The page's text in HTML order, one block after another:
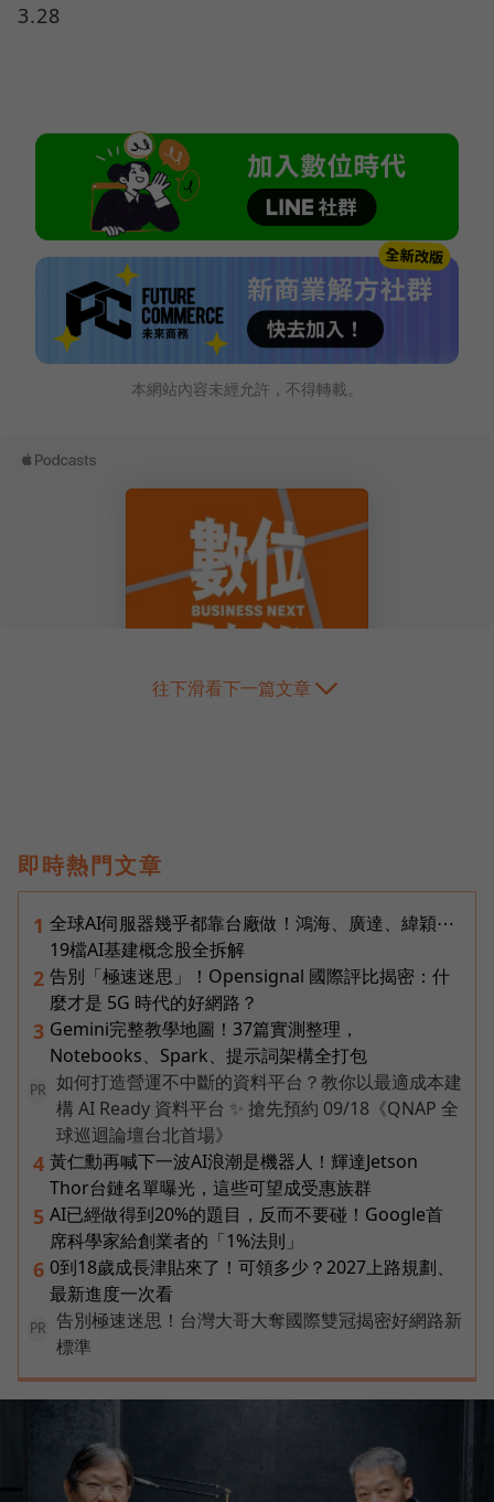
3.28
本網站內容未經允許，不得轉載。
往下滑看下一篇文章
即時熱門文章
1 全球AI伺服器幾乎都靠台廠做！鴻海、廣達、緯穎⋯
19檔AI基建概念股全拆解
2 告別「極速迷思」！Opensignal 國際評比揭密：什
麼才是 5G 時代的好網路？
3 Gemini完整教學地圖！37篇實測整理，
Notebooks、Spark、提示詞架構全打包
PR
如何打造營運不中斷的資料平台？教你以最適成本建
構 AI Ready 資料平台 ✨ 搶先預約 09/18《QNAP 全
球巡迴論壇台北首場》
4 黃仁勳再喊下一波AI浪潮是機器人！輝達Jetson
Thor台鏈名單曝光，這些可望成受惠族群
5 AI已經做得到20%的題目，反而不要碰！Google首
席科學家給創業者的「1%法則」
6 0到18歲成長津貼來了！可領多少？2027上路規劃、
最新進度一次看
PR
告別極速迷思！台灣大哥大奪國際雙冠揭密好網路新
標準